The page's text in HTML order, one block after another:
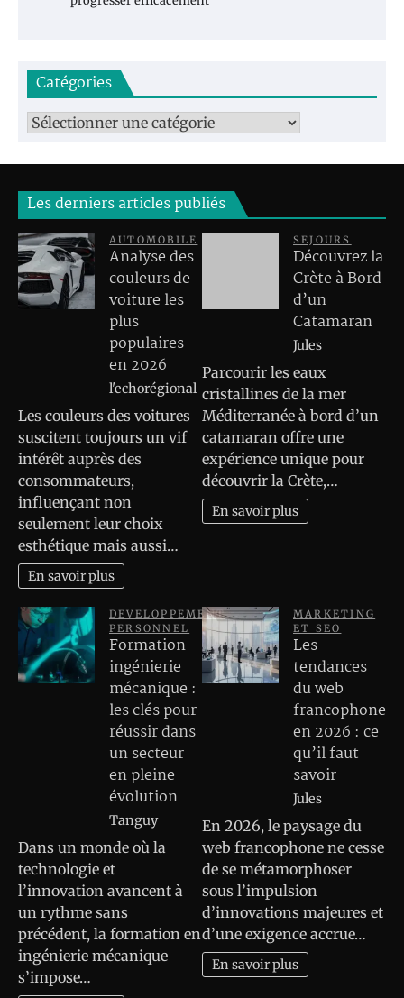
Catégories
Catégories
Les derniers articles publiés
AUTOMOBILE
Analyse des
couleurs de
voiture les
plus
populaires
en 2026
l'echorégional
Les couleurs des voitures
suscitent toujours un vif
intérêt auprès des
consommateurs,
influençant non
seulement leur choix
esthétique mais aussi…
En savoir plus
SEJOURS
Découvrez la
Crète à Bord
d’un
Catamaran
Jules
Parcourir les eaux
cristallines de la mer
Méditerranée à bord d’un
catamaran offre une
expérience unique pour
découvrir la Crète,…
En savoir plus
DEVELOPPEMENT
PERSONNEL
Formation
ingénierie
mécanique :
les clés pour
réussir dans
un secteur
en pleine
évolution
Tanguy
Dans un monde où la
technologie et
l’innovation avancent à
un rythme sans
précédent, la formation en
ingénierie mécanique
s’impose…
MARKETING
ET SEO
Les
tendances
du web
francophone
en 2026 : ce
qu’il faut
savoir
Jules
En 2026, le paysage du
web francophone ne cesse
de se métamorphoser
sous l’impulsion
d’innovations majeures et
d’une exigence accrue…
En savoir plus